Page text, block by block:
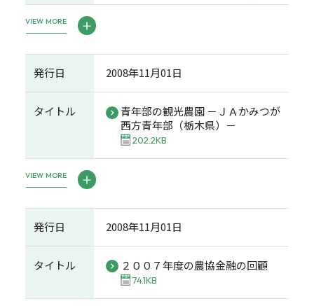
VIEW MORE
発行日 2008年11月01日
タイトル
青年部の観光農園 －ＪＡかみつが
西方青年部（栃木県）－
202.2KB
VIEW MORE
発行日 2008年11月01日
タイトル ２００７年度の農協金融の回顧
74.1KB